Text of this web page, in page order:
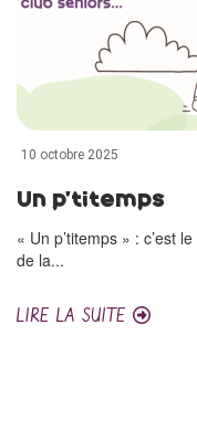
10 octobre 2025
Un p’titemps
« Un p’titemps » : c’est
de la...
LIRE LA SUITE